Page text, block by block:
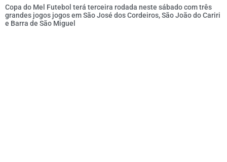
Copa do Mel Futebol terá terceira rodada neste sábado com três
grandes jogos jogos em São José dos Cordeiros, São João do Cariri
e Barra de São Miguel